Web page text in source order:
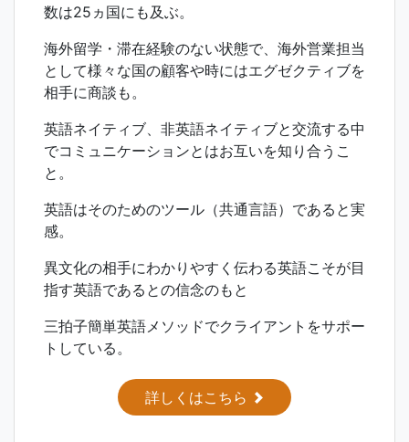
数は25ヵ国にも及ぶ。
海外留学・滞在経験のない状態で、海外営業担当
として様々な国の顧客や時にはエグゼクティブを
相手に商談も。
英語ネイティブ、非英語ネイティブと交流する中
でコミュニケーションとはお互いを知り合うこ
と。
英語はそのためのツール（共通言語）であると実
感。
異文化の相手にわかりやすく伝わる英語こそが目
指す英語であるとの信念のもと
三拍子簡単英語メソッドでクライアントをサポー
トしている。
詳しくはこちら